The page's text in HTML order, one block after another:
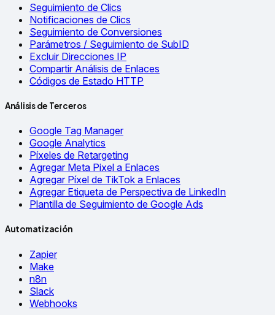
Seguimiento de Clics
Notificaciones de Clics
Seguimiento de Conversiones
Parámetros / Seguimiento de SubID
Excluir Direcciones IP
Compartir Análisis de Enlaces
Códigos de Estado HTTP
Análisis de Terceros
Google Tag Manager
Google Analytics
Píxeles de Retargeting
Agregar Meta Pixel a Enlaces
Agregar Píxel de TikTok a Enlaces
Agregar Etiqueta de Perspectiva de LinkedIn
Plantilla de Seguimiento de Google Ads
Automatización
Zapier
Make
n8n
Slack
Webhooks